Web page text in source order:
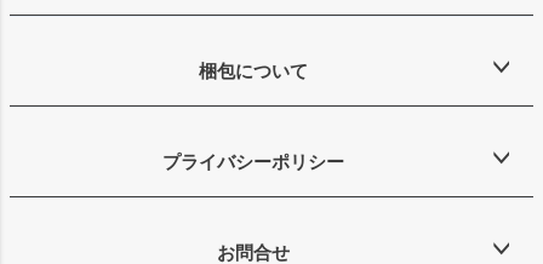
梱包について
プライバシーポリシー
お問合せ